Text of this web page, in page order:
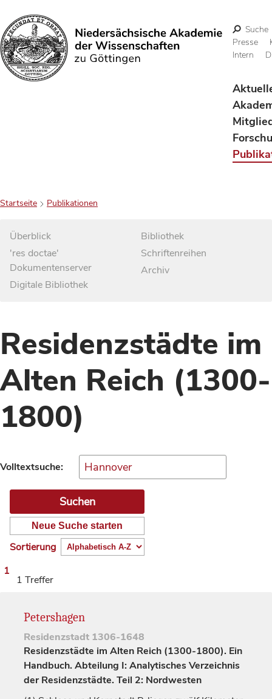
Suchen
Suche
Presse
Intern
Startseite Publikationen
Überblick
'res doctae'
Dokumentenserver
Digitale Bibliothek
Bibliothek
Schriftenreihen
Archiv
Residenzstädte im
Alten Reich (1300-
1800)
Volltextsuche:
Neue Suche starten
Sortierung
1
1 Treffer
Petershagen
Residenzstadt 1306-1648
Residenzstädte im Alten Reich (1300-1800). Ein
Handbuch. Abteilung I: Analytisches Verzeichnis
der Residenzstädte. Teil 2: Nordwesten